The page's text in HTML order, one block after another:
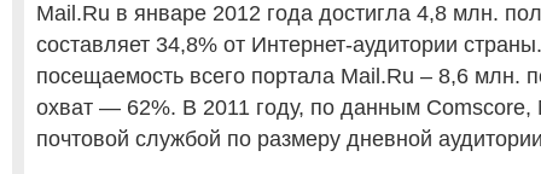
Mail.Ru в январе 2012 года достигла 4,8 млн.
составляет 34,8% от Интернет-аудитории
посещаемость всего портала Mail.Ru – 8,6 млн.
охват — 62%. В 2011 году, по данным Comscore,
почтовой службой по размеру дневной